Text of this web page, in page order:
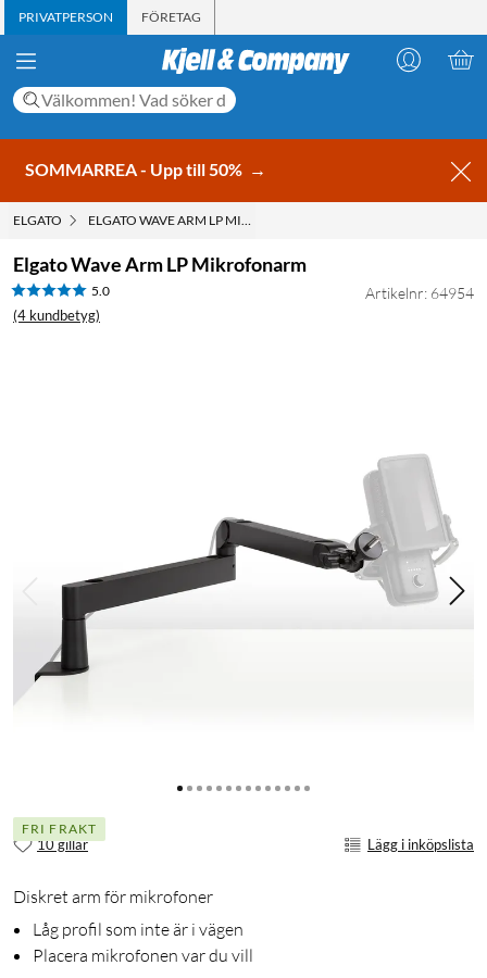
PRIVATPERSON FÖRETAG
SOMMARREA - Upp till 50% →
ELGATO ELGATO WAVE ARM LP MIKROFONARM
Elgato Wave Arm LP Mikrofonarm
5.0
(4 kundbetyg)
Artikelnr: 64954
FRI FRAKT
10 gillar Lägg i inköpslista
Diskret arm för mikrofoner
Låg profil som inte är i vägen
Placera mikrofonen var du vill